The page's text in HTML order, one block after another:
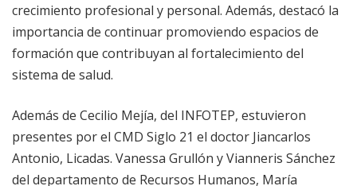
crecimiento profesional y personal. Además, destacó la
importancia de continuar promoviendo espacios de
formación que contribuyan al fortalecimiento del
sistema de salud.
Además de Cecilio Mejía, del INFOTEP, estuvieron
presentes por el CMD Siglo 21 el doctor Jiancarlos
Antonio, Licadas. Vanessa Grullón y Vianneris Sánchez
del departamento de Recursos Humanos, María